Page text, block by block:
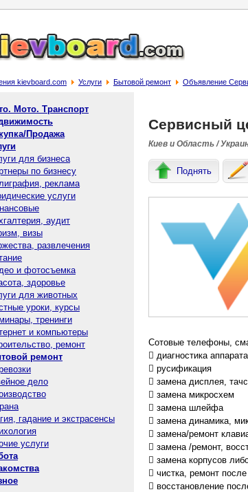
kievboard.com Услуги Бытовой ремонт Объявление
Мото. Транспорт
Продажа
для бизнеса
по бизнесу
реклама
услуги
аудит
визы
развлечения
и фотосъемка
здоровье
для животных
уроки, курсы
тренинги
и компьютеры
ремонт
ремонт
дело
гадание и экстрасенсы
услуги
Сервисный
Киев и Область /
Поднять
Сотовые телефоны,
 диагностика аппарата
 русификация
 замена дисплея,
 замена микросхем
 замена шлейфа
 замена динамика,
 замена/ремонт
 замена /ремонт,
 замена корпусов
 чистка, ремонт
 восстановление